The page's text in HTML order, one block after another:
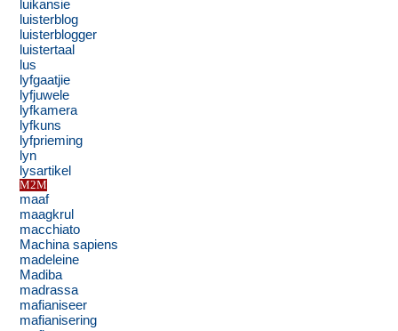
luikansie
luisterblog
luisterblogger
luistertaal
lus
lyfgaatjie
lyfjuwele
lyfkamera
lyfkuns
lyfprieming
lyn
lysartikel
M2M
maaf
maagkrul
macchiato
Machina sapiens
madeleine
Madiba
madrassa
mafianiseer
mafianisering